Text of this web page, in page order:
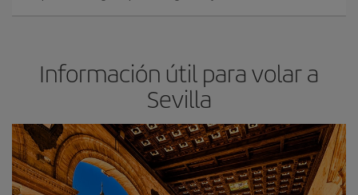
Información útil para volar a
Sevilla